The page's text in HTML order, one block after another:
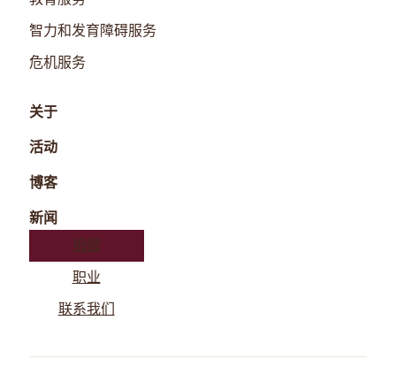
智力和发育障碍服务
危机服务
关于
活动
博客
新闻
捐赠
职业
联系我们